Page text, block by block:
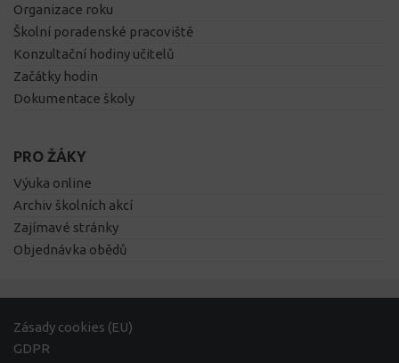
Organizace roku
Školní poradenské pracoviště
Konzultační hodiny učitelů
Začátky hodin
Dokumentace školy
PRO ŽÁKY
Výuka online
Archiv školních akcí
Zajímavé stránky
Objednávka obědů
Zásady cookies (EU)
GDPR